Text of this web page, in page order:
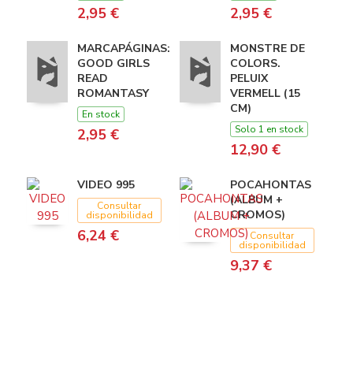
2,95 € 2,95 €
MARCAPÁGINAS:
GOOD GIRLS
READ
ROMANTASY
En stock
2,95 €
MONSTRE DE
COLORS.
PELUIX
VERMELL (15
CM)
Solo 1 en stock
12,90 €
VIDEO 995
Consultar
disponibilidad
6,24 €
POCAHONTAS
(ALBUM +
CROMOS)
Consultar
disponibilidad
9,37 €